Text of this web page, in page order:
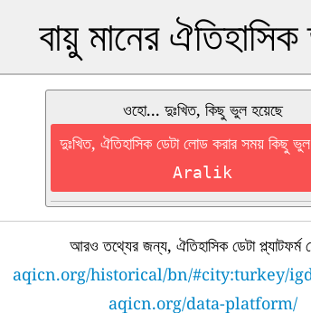
বায়ু মানের
ওহো... দুঃখিত, কিছু ভুল হয়েছে
দুঃখিত, ঐতিহাসিক ডেটা লোড করার সময় কিছু
Aralik
আরও তথ্যের জন্য, ঐতিহাসিক ডেটা প্ল্যাটফর্ম
aqicn.org/historical/bn/#city:turkey/
aqicn.org/data-platform/